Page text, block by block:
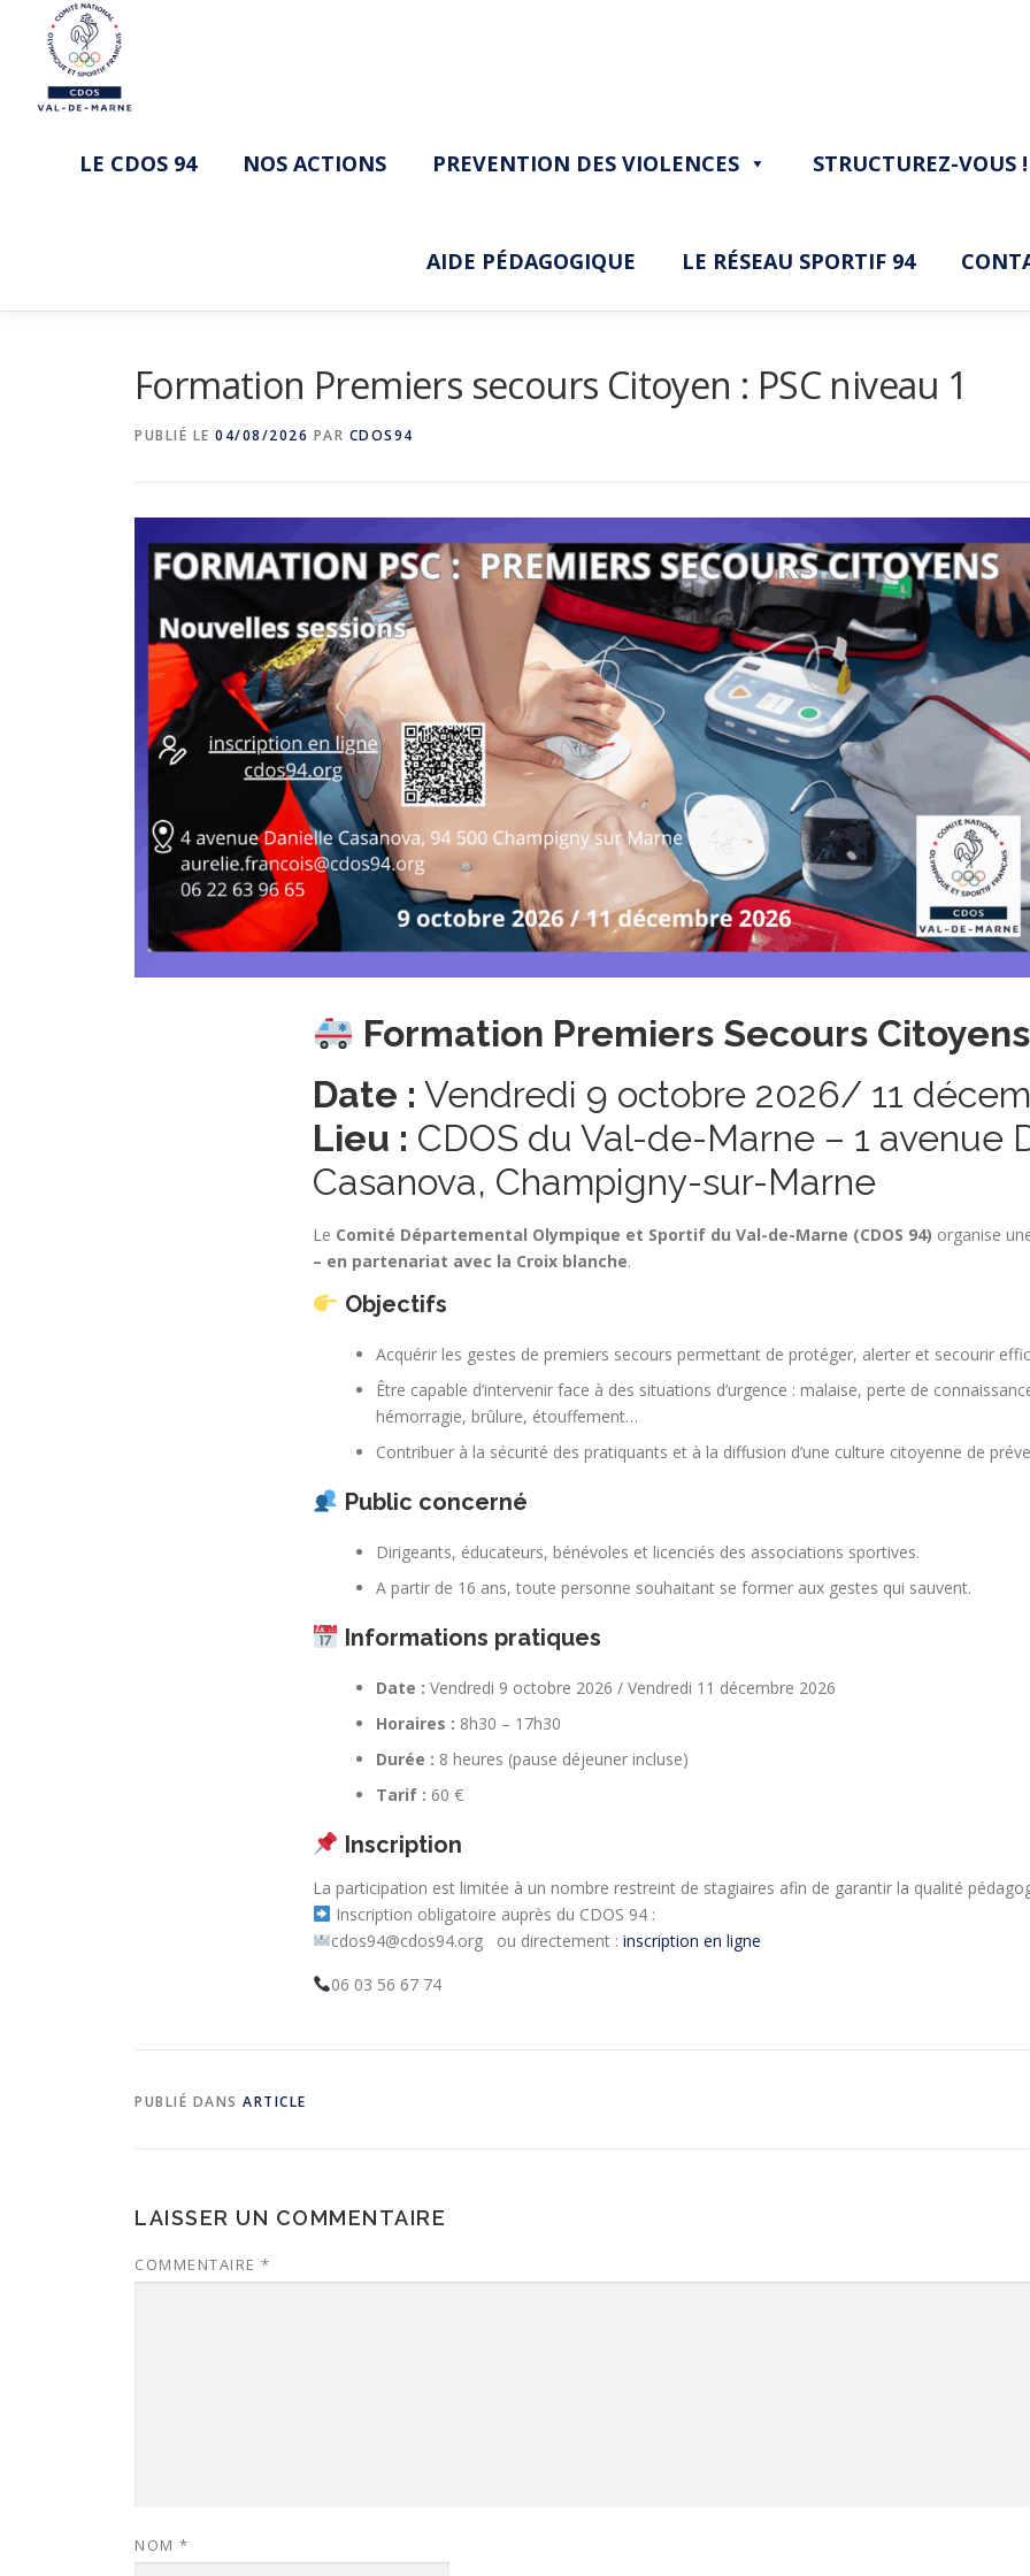
contenu
LE CDOS 94 NOS ACTIONS PREVENTION DES VIOLENCES STRUCTUREZ-VOUS !
AIDE PÉDAGOGIQUE LE RÉSEAU SPORTIF 94
Formation Premiers secours Citoyen : PSC niveau 1
PUBLIÉ LE 04/08/2026 PAR CDOS94
Formation Premiers Secours
Date : Vendredi 9 octobre 2026/ 11
Lieu : CDOS du Val-de-Marne – 1 avenue
Casanova, Champigny-sur-Marne
Le Comité Départemental Olympique et Sportif du Val-de-Marne (CDOS 94) organise
– en partenariat avec la Croix blanche.
Objectifs
Acquérir les gestes de premiers secours permettant de protéger, alerter et secourir
Être capable d’intervenir face à des situations d’urgence : malaise, perte de
hémorragie, brûlure, étouffement…
Contribuer à la sécurité des pratiquants et à la diffusion d’une culture citoyenne de
Public concerné
Dirigeants, éducateurs, bénévoles et licenciés des associations sportives.
A partir de 16 ans, toute personne souhaitant se former aux gestes qui sauvent.
Informations pratiques
Date : Vendredi 9 octobre 2026 / Vendredi 11 décembre 2026
Horaires : 8h30 – 17h30
Durée : 8 heures (pause déjeuner incluse)
Tarif : 60 €
Inscription
La participation est limitée à un nombre restreint de stagiaires afin de garantir la qualité
Inscription obligatoire auprès du CDOS 94 :
cdos94@cdos94.org ou directement : inscription en ligne
06 03 56 67 74
PUBLIÉ DANS ARTICLE
LAISSER UN COMMENTAIRE
COMMENTAIRE *
NOM *